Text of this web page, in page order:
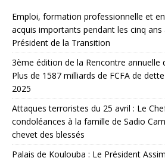
Emploi, formation professionnelle et
acquis importants pendant les cinq ans
Président de la Transition
3ème édition de la Rencontre annuelle
Plus de 1587 milliards de FCFA de
2025
Attaques terroristes du 25 avril : Le
condoléances à la famille de Sadio
chevet des blessés
Palais de Koulouba : Le Président